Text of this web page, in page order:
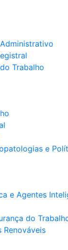
Trabalho
e
e Agentes
do
Renováveis